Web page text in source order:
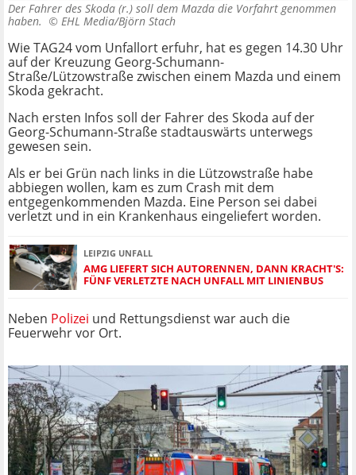
Der Fahrer des Skoda (r.) soll dem Mazda die Vorfahrt genommen
haben. © EHL Media/Björn Stach
Wie TAG24 vom Unfallort erfuhr, hat es gegen 14.30 Uhr
auf der Kreuzung Georg-Schumann-
Straße/Lützowstraße zwischen einem Mazda und einem
Skoda gekracht.
Nach ersten Infos soll der Fahrer des Skoda auf der
Georg-Schumann-Straße stadtauswärts unterwegs
gewesen sein.
Als er bei Grün nach links in die Lützowstraße habe
abbiegen wollen, kam es zum Crash mit dem
entgegenkommenden Mazda. Eine Person sei dabei
verletzt und in ein Krankenhaus eingeliefert worden.
LEIPZIG UNFALL
AMG LIEFERT SICH AUTORENNEN, DANN KRACHT'S:
FÜNF VERLETZTE NACH UNFALL MIT LINIENBUS
Neben Polizei und Rettungsdienst war auch die
Feuerwehr vor Ort.